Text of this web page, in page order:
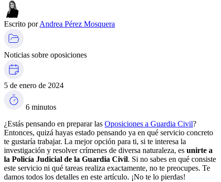
Escrito porAndrea Pérez Mosquera
Noticias sobre oposiciones
5 de enero de 2024
6 minutos
¿Estás pensando en preparar las Oposiciones a Guardia Civil?
Entonces, quizá hayas estado pensando ya en qué servicio concreto
te gustaría trabajar. La mejor opción para ti, si te interesa la
investigación y resolver crímenes de diversa naturaleza, es unirte a
la Policía Judicial de la Guardia Civil. Si no sabes en qué consiste
este servicio ni qué tareas realiza exactamente, no te preocupes. Te
damos todos los detalles en este artículo. ¡No te lo pierdas!